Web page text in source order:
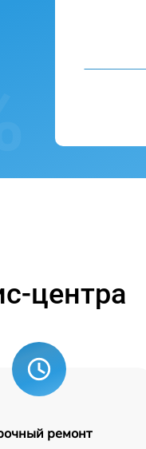
центра
ремонт